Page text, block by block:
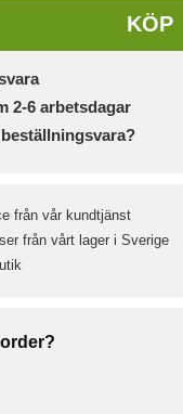
KÖP
2-6 arbetsdagar
från vår kundtjänst
från vårt lager i Sverige